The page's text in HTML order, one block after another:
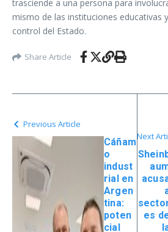
trasciende a una persona para
mismo de las instituciones educativas
control del Estado.
Share Article
Previous Article
Cáñam
o
indust
rial en
Argen
tina:
poten
cial
Next
es